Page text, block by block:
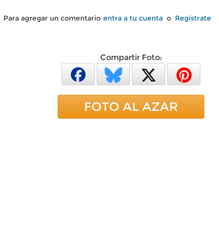
Para agregar un comentario entra a tu cuenta o Regístrate
Compartir Foto:
FOTO AL AZAR